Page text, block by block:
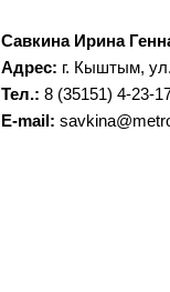
Савкина Ирина
Адрес: г. Кыштым,
Тел.: 8 (35151) 4-23-
E-mail: